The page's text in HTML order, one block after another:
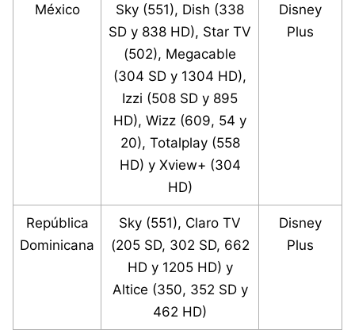
México
Sky (551), Dish (338
SD y 838 HD), Star TV
(502), Megacable
(304 SD y 1304 HD),
Izzi (508 SD y 895
HD), Wizz (609, 54 y
20), Totalplay (558
HD) y Xview+ (304
HD)
Disney
Plus
República
Dominicana
Sky (551), Claro TV
(205 SD, 302 SD, 662
HD y 1205 HD) y
Altice (350, 352 SD y
462 HD)
Disney
Plus